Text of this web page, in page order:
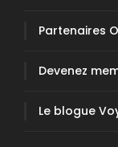
Partenaires
Devenez
Le blogue